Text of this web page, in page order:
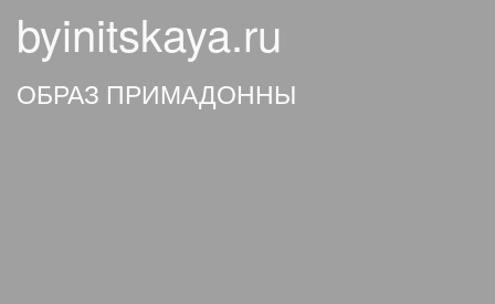
byinitskaya.ru
ОБРАЗ ПРИМАДОННЫ